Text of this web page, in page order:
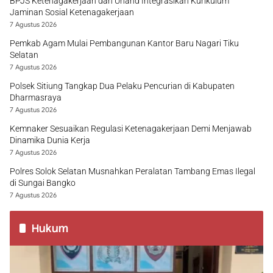
Jaminan Sosial Ketenagakerjaan
7 Agustus 2026
Pemkab Agam Mulai Pembangunan Kantor Baru Nagari Tiku
Selatan
7 Agustus 2026
Polsek Sitiung Tangkap Dua Pelaku Pencurian di Kabupaten
Dharmasraya
7 Agustus 2026
Kemnaker Sesuaikan Regulasi Ketenagakerjaan Demi Menjawab
Dinamika Dunia Kerja
7 Agustus 2026
Polres Solok Selatan Musnahkan Peralatan Tambang Emas Ilegal
di Sungai Bangko
7 Agustus 2026
Hukum